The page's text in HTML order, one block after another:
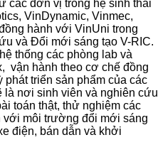
các đơn vị trong hệ sinh thái
VinDynamic, Vinmec,
hành với VinUni trong
và Đổi mới sáng tạo V-RIC.
thống các phòng lab và
vận hành theo cơ chế đồng
phát triển sản phẩm của các
là nơi sinh viên và nghiên cứu
toán thật, thử nghiệm các
với môi trường đổi mới sáng
điện, bán dẫn và khởi